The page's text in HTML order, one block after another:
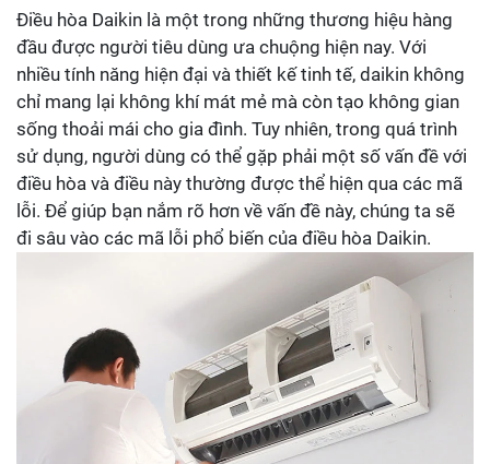
Điều hòa Daikin là một trong những thương hiệu hàng
đầu được người tiêu dùng ưa chuộng hiện nay. Với
nhiều tính năng hiện đại và thiết kế tinh tế, daikin không
chỉ mang lại không khí mát mẻ mà còn tạo không gian
sống thoải mái cho gia đình. Tuy nhiên, trong quá trình
sử dụng, người dùng có thể gặp phải một số vấn đề với
điều hòa và điều này thường được thể hiện qua các mã
lỗi. Để giúp bạn nắm rõ hơn về vấn đề này, chúng ta sẽ
đi sâu vào các mã lỗi phổ biến của điều hòa Daikin.